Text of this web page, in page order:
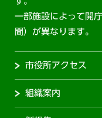
一部施設によって開
間）が異なります。
市役所アクセス
組織案内